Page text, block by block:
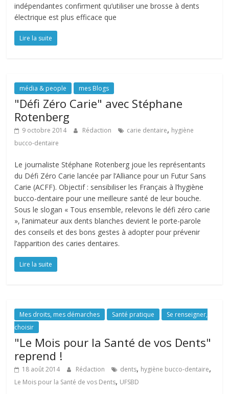
indépendantes confirment qu’utiliser une brosse à dents
électrique est plus efficace que
Lire la suite
média & people mes Blogs
"Défi Zéro Carie" avec Stéphane
Rotenberg
9 octobre 2014 Rédaction carie dentaire, hygiène
bucco-dentaire
Le journaliste Stéphane Rotenberg joue les représentants
du Défi Zéro Carie lancée par l’Alliance pour un Futur Sans
Carie (ACFF). Objectif : sensibiliser les Français à l’hygiène
bucco-dentaire pour une meilleure santé de leur bouche.
Sous le slogan « Tous ensemble, relevons le défi zéro carie
», l’animateur aux dents blanches devient le porte-parole
des conseils et des bons gestes à adopter pour prévenir
l’apparition des caries dentaires.
Lire la suite
Mes droits, mes démarches Santé pratique
Se renseigner,
choisir
"Le Mois pour la Santé de vos Dents"
reprend !
18 août 2014 Rédaction dents, hygiène bucco-dentaire,
Le Mois pour la Santé de vos Dents, UFSBD